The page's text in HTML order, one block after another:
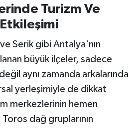
Turizm Ve
Etkileşimi
Serik gibi Antalya'nın
büyük ilçeler, sadece
aynı zamanda arkalarında
yerleşimiyle de dikkat
merkezlerinin hemen
dağ gruplarının